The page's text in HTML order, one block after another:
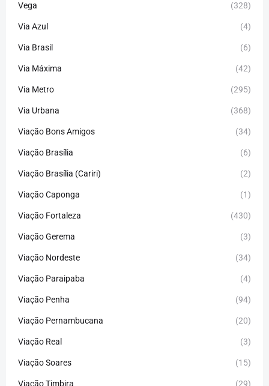
Vega (328)
Via Azul (4)
Via Brasil (6)
Via Máxima (42)
Via Metro (295)
Via Urbana (368)
Viação Bons Amigos (34)
Viação Brasília (6)
Viação Brasília (Cariri) (2)
Viação Caponga (1)
Viação Fortaleza (430)
Viação Gerema (3)
Viação Nordeste (34)
Viação Paraipaba (4)
Viação Penha (94)
Viação Pernambucana (20)
Viação Real (3)
Viação Soares (15)
Viação Timbira (29)